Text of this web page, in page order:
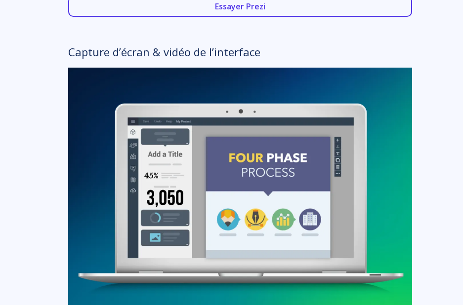
Essayer Prezi
Capture d’écran & vidéo de l’interface